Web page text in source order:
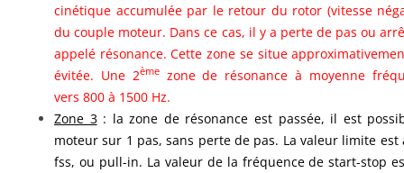
cinétique accumulée par le retour du rotor (vitesse
du couple moteur. Dans ce cas, il y a perte de pas ou
appelé résonance. Cette zone se situe
évitée. Une 2èmezone de résonance à moyenne
vers 800 à 1500 Hz.
Zone 3: la zone de résonance est passée, il est
moteur sur 1 pas, sans perte de pas. La valeur limite
fss, ou pull-in. La valeur de la fréquence de start-stop